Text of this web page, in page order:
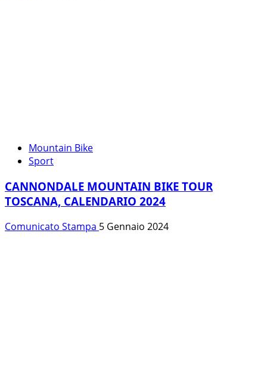
Mountain Bike
Sport
CANNONDALE MOUNTAIN BIKE TOUR
TOSCANA, CALENDARIO 2024
Comunicato Stampa 5 Gennaio 2024